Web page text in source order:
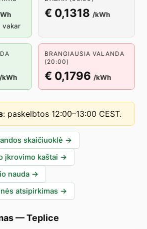
vakar
€ 0,1318 /kWh
/kWh
BRANGIAUSIA VALANDA
(20:00)
€ 0,1796 /kWh
: paskelbtos 12:00–13:00 CEST.
skaičiuoklė →
įkrovimo kaštai →
nauda →
atsipirkimas →
—Teplice